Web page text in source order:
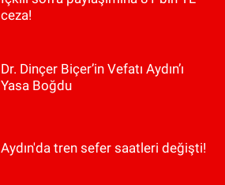
ceza!
Dr. Dinçer Biçer’in Vefatı Aydın’ı
Yasa Boğdu
Aydın'da tren sefer saatleri değişti!